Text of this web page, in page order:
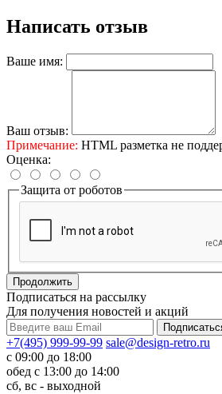
Написать отзыв
Ваше имя:
Ваш отзыв:
Примечание: HTML разметка не
Оценка:
Защита от роботов
Продолжить
Подписаться на рассылку
Для получения новостей и акций
+7(495) 999-99-99 sale@design-retro.ru
с 09:00 до 18:00
обед с 13:00 до 14:00
сб, вс - выходной